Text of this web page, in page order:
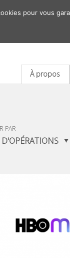
À propos
PAR
D'OPÉRATIONS
pour vous